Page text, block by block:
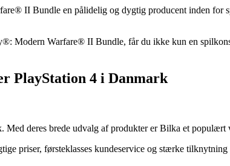
II Bundle en pålidelig og dygtig producent inden for
Modern Warfare® II Bundle, får du ikke kun en
PlayStation 4 i Danmark
deres brede udvalg af produkter er Bilka et
priser, førsteklasses kundeservice og stærke